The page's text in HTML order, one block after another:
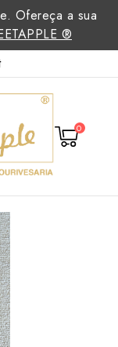
Ofereça a sua
®
0